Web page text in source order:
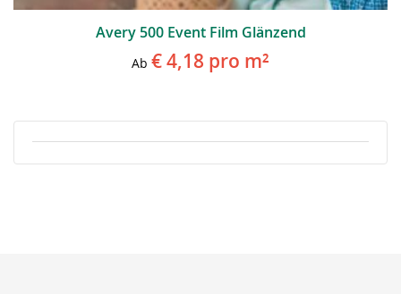
Avery 500 Event Film Glänzend
Ab € 4,18 pro m²